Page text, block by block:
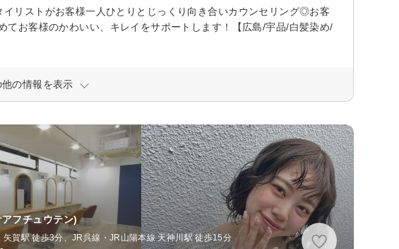
リストがお客様一人ひとりとじっくり向き合いカウンセリング◎お客
お客様のかわいい、キレイをサポートします！【広島/宇品/白髪染め/
他の情報を表示
フチュウテン)
矢賀駅 徒歩3分、JR呉線・JR山陽本線 天神川駅 徒歩15分